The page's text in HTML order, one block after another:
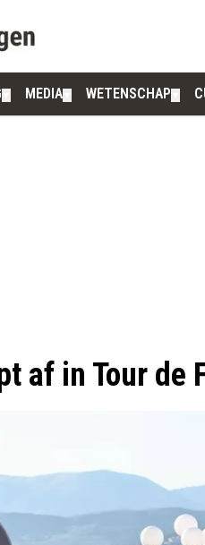
MEDIA WETENSCHAP
af in Tour de